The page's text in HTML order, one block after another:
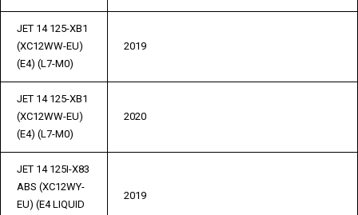
JET 14 125-XB1
(XC12WW-EU)
(E4) (L7-M0)
2019
JET 14 125-XB1
(XC12WW-EU)
(E4) (L7-M0)
2020
JET 14 125I-X83
ABS (XC12WY-
EU) (E4 LIQUID
2019